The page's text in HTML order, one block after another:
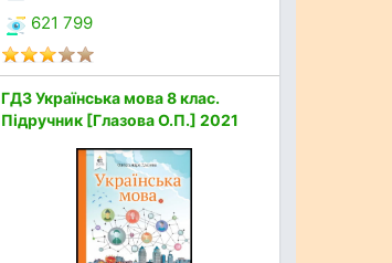
621 799
ГДЗ Українська мова 8 клас.
Підручник [Глазова О.П.] 2021